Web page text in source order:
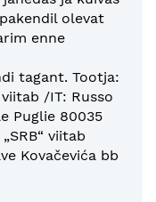
olevat
enne
tagant. Tootja:
/IT: Russo
Puglie 80035
viitab
Kovačevića bb